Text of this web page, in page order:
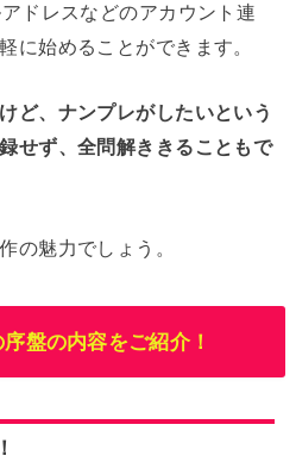
ドレスなどのアカウント連
に始めることができます。
ど、ナンプレがしたいという
せず、全問解ききることもで
の魅力でしょう。
盤の内容をご紹介！